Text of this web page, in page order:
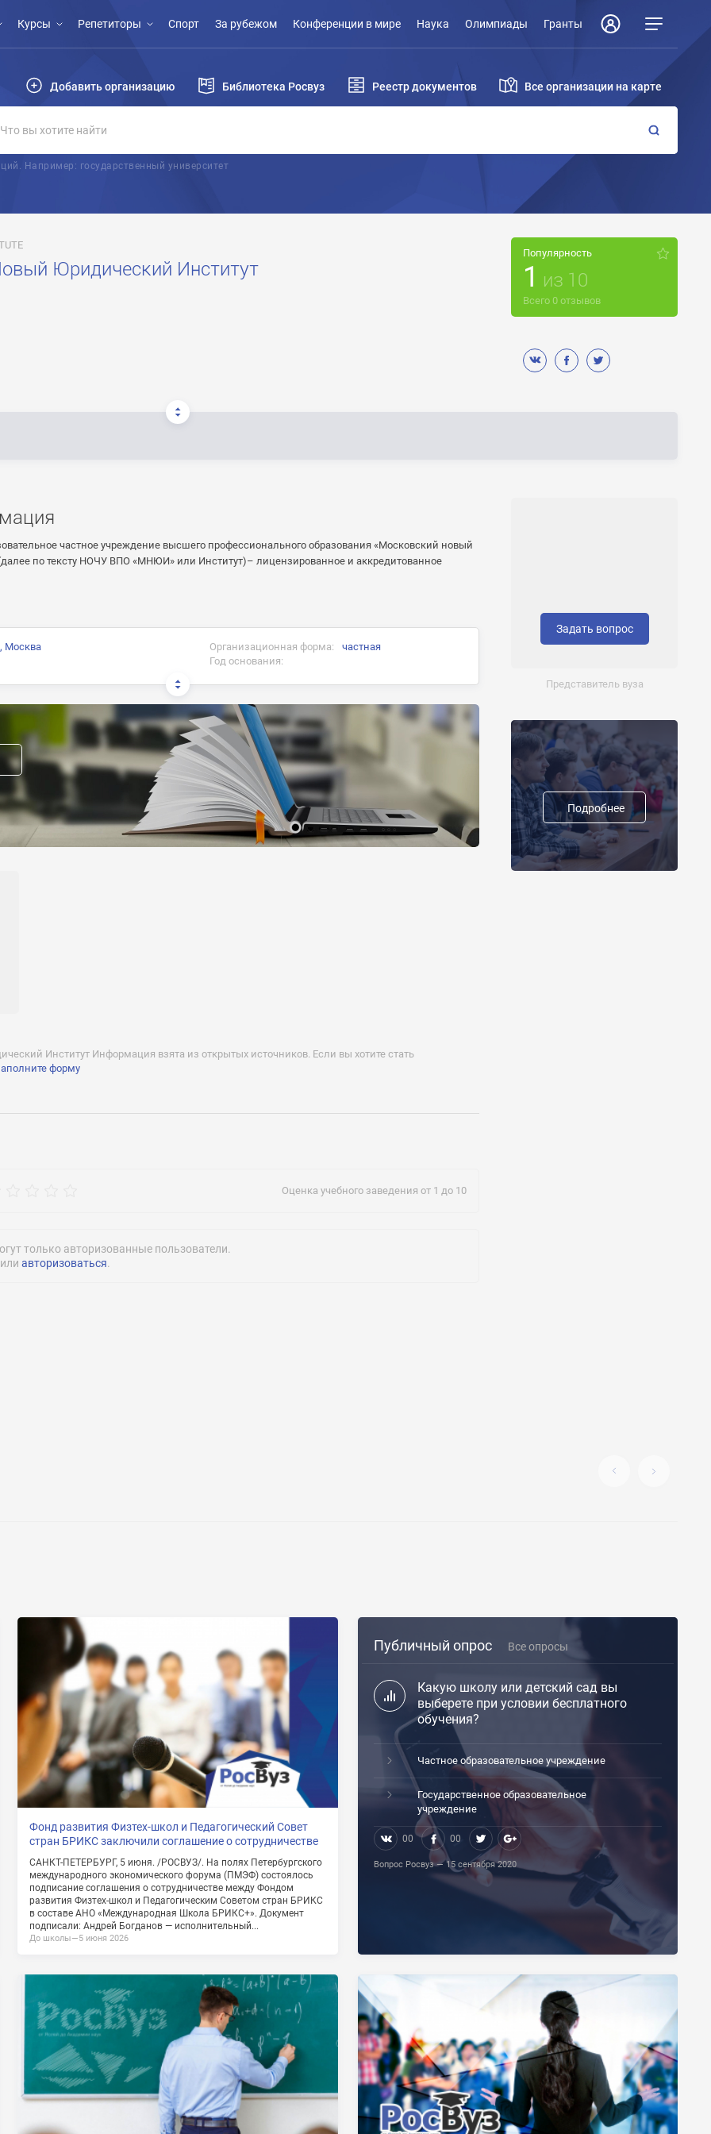
Курсы Репетиторы Спорт За рубежом Конференции в мире Наука Олимпиады Гранты
Добавить организацию Библиотека Росвуз Реестр документов Все организации на карте
Например: государственный университет
Юридический Институт
Популярность
1 из 10
Всего 0 отзывов
частное учреждение высшего профессионального образования «Московский новый
по тексту НОЧУ ВПО «МНЮИ» или Институт)– лицензированное и аккредитованное
Москва Организационная форма:
частная
Год основания:
(платное обучение):
Институт Информация взята из открытых источников. Если вы хотите стать
форму
Оценка учебного заведения от 1 до 10
только авторизованные пользователи.
или авторизоваться.
Задать вопрос
Представитель вуза
Подробнее
Нажимая на кнопку «Отправить» я даю согласие
на обработку моих персональных данных
модератора страницы